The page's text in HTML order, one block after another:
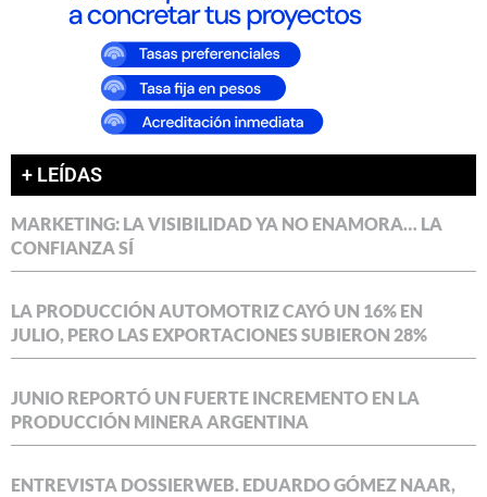
+ LEÍDAS
MARKETING: LA VISIBILIDAD YA NO ENAMORA… LA
CONFIANZA SÍ
LA PRODUCCIÓN AUTOMOTRIZ CAYÓ UN 16% EN
JULIO, PERO LAS EXPORTACIONES SUBIERON 28%
JUNIO REPORTÓ UN FUERTE INCREMENTO EN LA
PRODUCCIÓN MINERA ARGENTINA
ENTREVISTA DOSSIERWEB. EDUARDO GÓMEZ NAAR,